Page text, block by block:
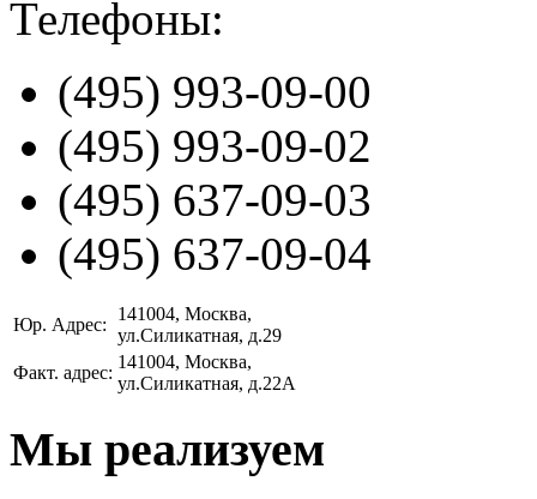
Телефоны:
(495) 993-09-00
(495) 993-09-02
(495) 637-09-03
(495) 637-09-04
Юр. Адрес:
141004, Москва,
ул.Силикатная, д.29
Факт. адрес:
141004, Москва,
ул.Силикатная, д.22А
Мы реализуем